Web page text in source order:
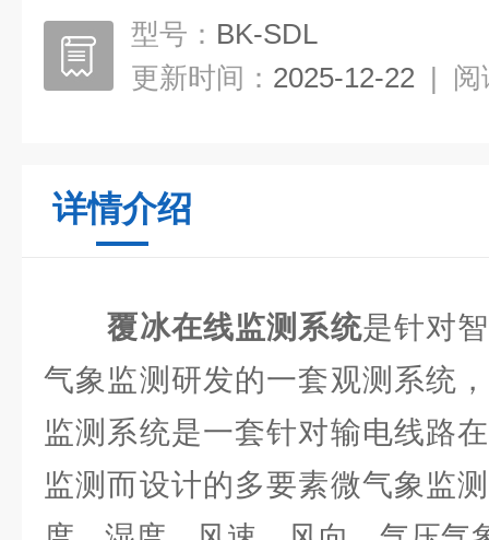
型号： BK-SDL
更新时间： 2025-12-22 | 阅
详情介绍
覆冰在线监测系统是针对
气象监测研发的一套观测系统
监测系统是一套针对输电线路
监测而设计的多要素微气象监